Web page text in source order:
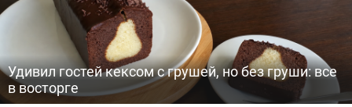
Удивил гостей кексом с грушей, но без груши: все
в восторге